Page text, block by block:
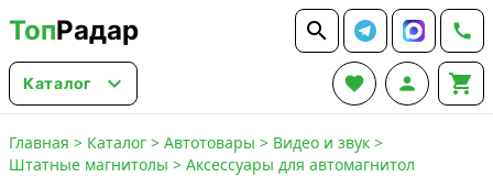
ТопРадар  
Каталог    
Главная > Каталог > Автотовары > Видео и звук >
Штатные магнитолы > Аксессуары для автомагнитол